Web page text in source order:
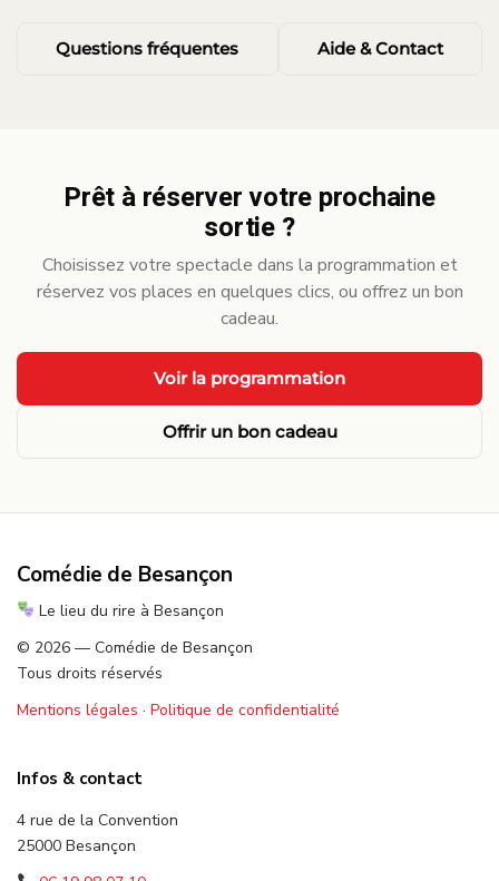
Questions fréquentes Aide & Contact
Prêt à réserver votre prochaine
sortie ?
Choisissez votre spectacle dans la programmation et
réservez vos places en quelques clics, ou offrez un bon
cadeau.
Voir la programmation
Offrir un bon cadeau
Comédie de Besançon
Le lieu du rire à Besançon
© 2026 — Comédie de Besançon
Tous droits réservés
Mentions légales · Politique de confidentialité
Infos & contact
4 rue de la Convention
25000 Besançon